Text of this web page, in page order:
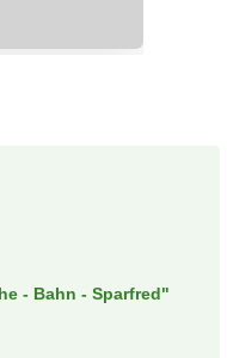
- Bahn - Sparfred"